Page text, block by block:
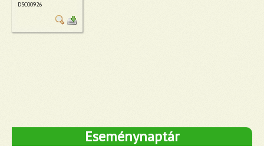
DSC00926
Eseménynaptár